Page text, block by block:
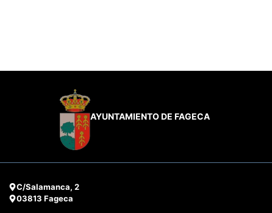
AYUNTAMIENTO DE FAGECA
C/Salamanca, 2
03813 Fageca